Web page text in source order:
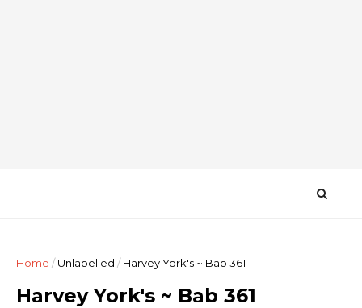
Home /Unlabelled / Harvey York's ~ Bab 361
Harvey York's ~ Bab 361